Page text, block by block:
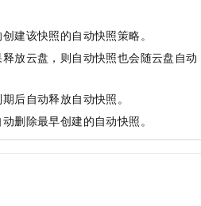
建该快照的自动快照策略。
放云盘，则自动快照也会随云盘自动
后自动释放自动快照。
删除最早创建的自动快照。